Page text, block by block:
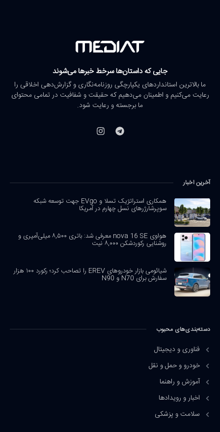
جایی که داستان‌ها سرخط خبرها می‌شوند
ما بالاترین استانداردهای یکپارچگی روزنامه‌نگاری و گزارش‌دهی اخلاقی را
رعایت می‌کنیم و اطمینان می‌دهیم که حقیقت و شفافیت در تمامی محتوای
ما برجسته و رعایت شود.
آخرین اخبار
همکاری استراتژیک تسلا و EVgo جهت توسعه شبکه
سوپرشارژرهای نسل چهارم در آمریکا
هواوی nova 16 SE معرفی شد: باتری ۸,۵۰۰ میلی‌آمپری و
روشنایی رکوردشکن ۸,۰۰۰ نیت
شیائومی بازار خودروهای EREV را تصاحب کرد؛ رکورد ۱۰۰ هزار
سفارش برای N70 و N90
دسته‌بندی‌های محبوب
فناوری و دیجیتال
خودرو و حمل و نقل
آموزش و راهنما
اخبار و رویدادها
سلامت و پزشکی